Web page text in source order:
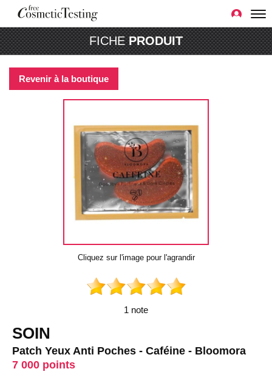
FICHEPRODUIT
Revenir à la boutique
Cliquez sur l'image pour l'agrandir
1 note
SOIN
Patch Yeux Anti Poches - Caféine - Bloomora
7 000 points